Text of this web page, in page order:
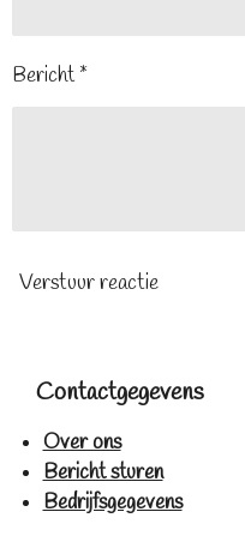
Bericht *
Verstuur reactie
Contactgegevens
Over ons
Bericht sturen
Bedrijfsgegevens